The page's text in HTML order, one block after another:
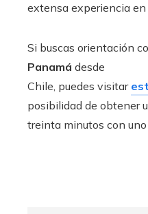
extensa experiencia en
Si buscas orientación
Panamá desde
Chile, puedes visitar
posibilidad de obtener
treinta minutos con